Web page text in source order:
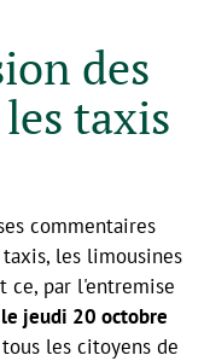
des
taxis
commentaires
les limousines
ce, par l'entremise
le jeudi 20 octobre
les citoyens de